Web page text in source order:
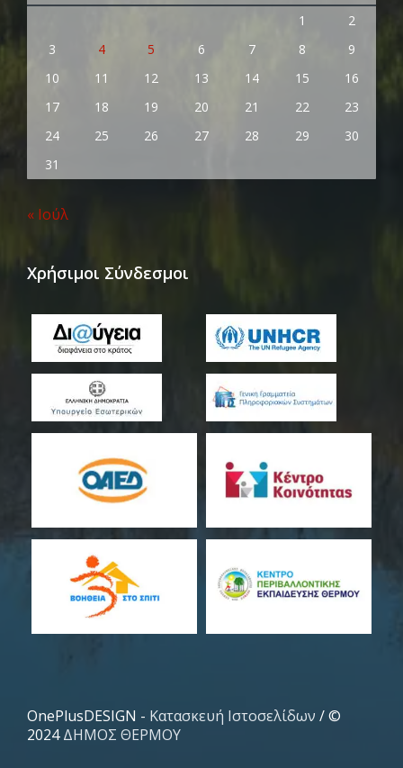
1
2
3
4 5 6 7 8
9
10
11 12 13 14 15
16
17
18 19 20 21 22
23
24
25 26 27 28 29
30
31
« Ιούλ
Χρήσιμοι Σύνδεσμοι
OnePlusDESIGN - Κατασκευή Ιστοσελίδων / ©
2024ΔΗΜΟΣ ΘΕΡΜΟΥ